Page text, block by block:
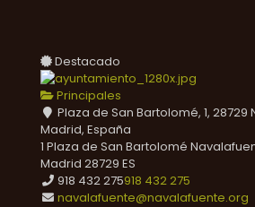
Destacado
Principales
Plaza de San Bartolomé, 1, 28729
Madrid, España
1 Plaza de San Bartolomé
Madrid 28729 ES
918 432 275918 432 275
navalafuente@navalafuente.org